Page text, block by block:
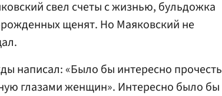
свел счеты с жизнью, бульдожка
щенят. Но Маяковский не
написал: «Было бы интересно прочесть
глазами женщин». Интересно было бы